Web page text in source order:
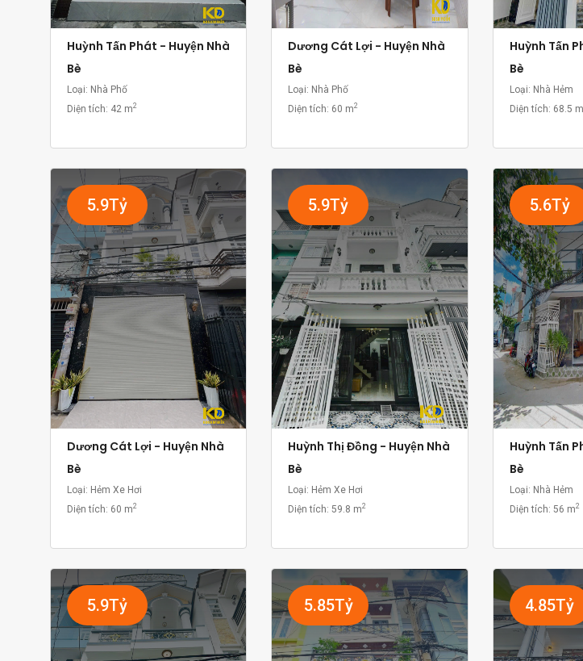
Huỳnh Tấn Phát - Huyện Nhà
Bè
Loại: Nhà Phố
Diện tích: 42 m2
Dương Cát Lợi - Huyện Nhà
Bè
Loại: Nhà Phố
Diện tích: 60 m2
Huỳnh Tấn
Bè
Loại: Nhà Hẻm
Diện tích: 68.5 m
5.9Tỷ
Dương Cát Lợi - Huyện Nhà
Bè
Loại: Hẻm Xe Hơi
Diện tích: 60 m2
5.9Tỷ
Huỳnh Thị Đồng - Huyện Nhà
Bè
Loại: Hẻm Xe Hơi
Diện tích:59.8 m2
5.6Tỷ
Huỳnh Tấn
Bè
Loại: Nhà Hẻm
Diện tích: 56 m2
5.9Tỷ 5.85Tỷ 4.85Tỷ